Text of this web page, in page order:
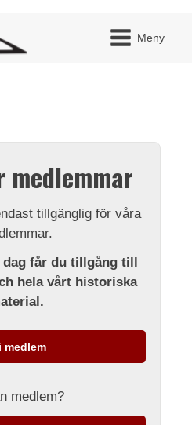
Meny
medlemmar
tillgänglig för våra
dag får du tillgång till
hela vårt historiska
medlem
medlem?